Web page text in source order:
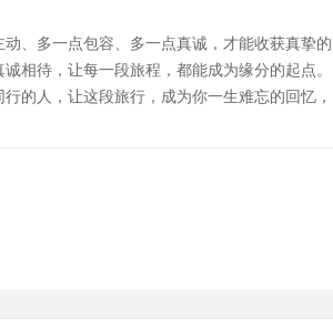
、多一点包容、多一点真诚，才能收获真挚的
相待，让每一段旅程，都能成为缘分的起点。
的人，让这段旅行，成为你一生难忘的回忆，